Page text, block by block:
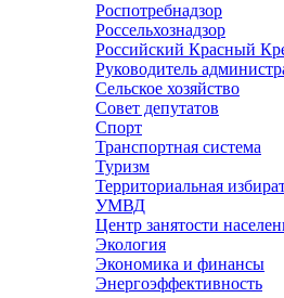
Роспотребнадзор
Россельхознадзор
Российский Красный
Руководитель
Сельское хозяйство
Совет депутатов
Спорт
Транспортная система
Туризм
Территориальная
УМВД
Центр занятости
Экология
Экономика и финансы
Энергоэффективность